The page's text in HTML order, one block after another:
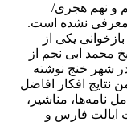
و نهم هجری/
معرفی نشده است.
یکی از
محمد ابی نجم از
شهر خنج نوشته
افکار افاضل
و شامل نامه‌ها، مناشیر،
ایالت فارس و